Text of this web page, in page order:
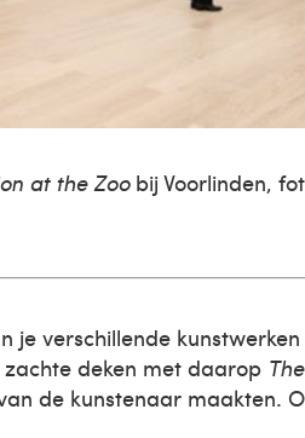
at the Zoobij Voorlinden,
je verschillende
deken met daarop
de kunstenaar maakten.